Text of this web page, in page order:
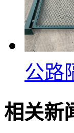
公路
相关新